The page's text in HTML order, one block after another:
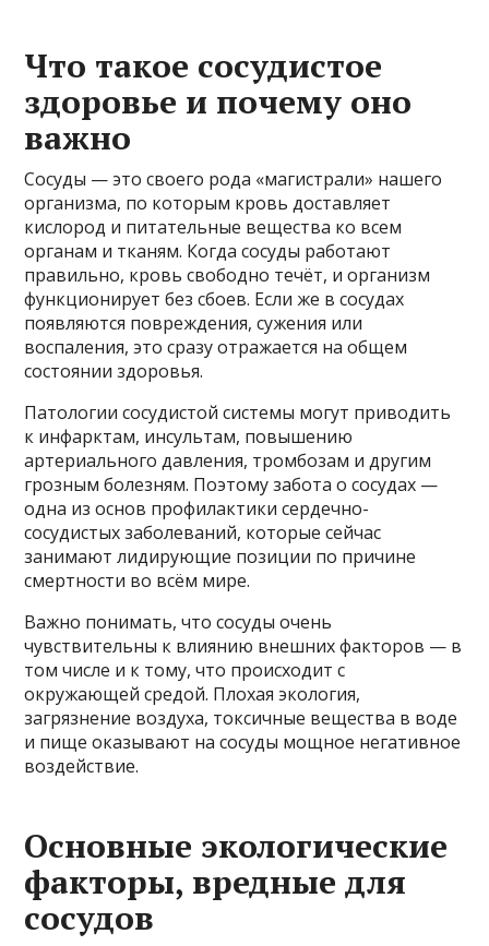
Что такое сосудистое
здоровье и почему оно
важно
Сосуды — это своего рода «магистрали» нашего
организма, по которым кровь доставляет
кислород и питательные вещества ко всем
органам и тканям. Когда сосуды работают
правильно, кровь свободно течёт, и организм
функционирует без сбоев. Если же в сосудах
появляются повреждения, сужения или
воспаления, это сразу отражается на общем
состоянии здоровья.
Патологии сосудистой системы могут приводить
к инфарктам, инсультам, повышению
артериального давления, тромбозам и другим
грозным болезням. Поэтому забота о сосудах —
одна из основ профилактики сердечно-
сосудистых заболеваний, которые сейчас
занимают лидирующие позиции по причине
смертности во всём мире.
Важно понимать, что сосуды очень
чувствительны к влиянию внешних факторов — в
том числе и к тому, что происходит с
окружающей средой. Плохая экология,
загрязнение воздуха, токсичные вещества в воде
и пище оказывают на сосуды мощное негативное
воздействие.
Основные экологические
факторы, вредные для
сосудов